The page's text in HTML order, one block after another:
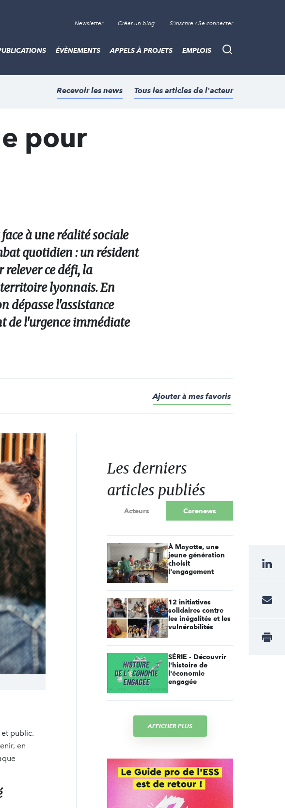
Newsletter Créer un blog S'inscrire / Se connecter
Recherche
ÉVÈNEMENTS APPELS À PROJETS EMPLOIS
Recevoir les news Tous les articles de l'acteur
pour
à une réalité sociale
quotidien : un résident
ce défi, la
lyonnais. En
dépasse l'assistance
de l'urgence immédiate
Ajouter à mes favoris
public.
en
Les derniers
articles publiés
Acteurs Carenews
À Mayotte, une
jeune génération
choisit
l'engagement
12 initiatives
solidaires contre
les inégalités et les
vulnérabilités
SÉRIE - Découvrir
l'histoire de
l'économie
engagée
AFFICHER PLUS